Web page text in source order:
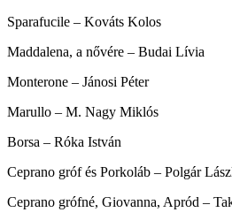
Sparafucile – Kováts Kolos
Maddalena, a nővére – Budai Lívia
Monterone – Jánosi Péter
Marullo – M. Nagy Miklós
Borsa – Róka István
Ceprano gróf és Porkoláb – Polgár
Ceprano grófné, Giovanna, Apród –